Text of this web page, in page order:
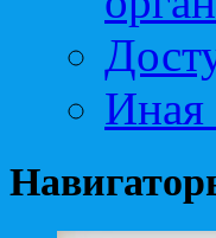
Иная